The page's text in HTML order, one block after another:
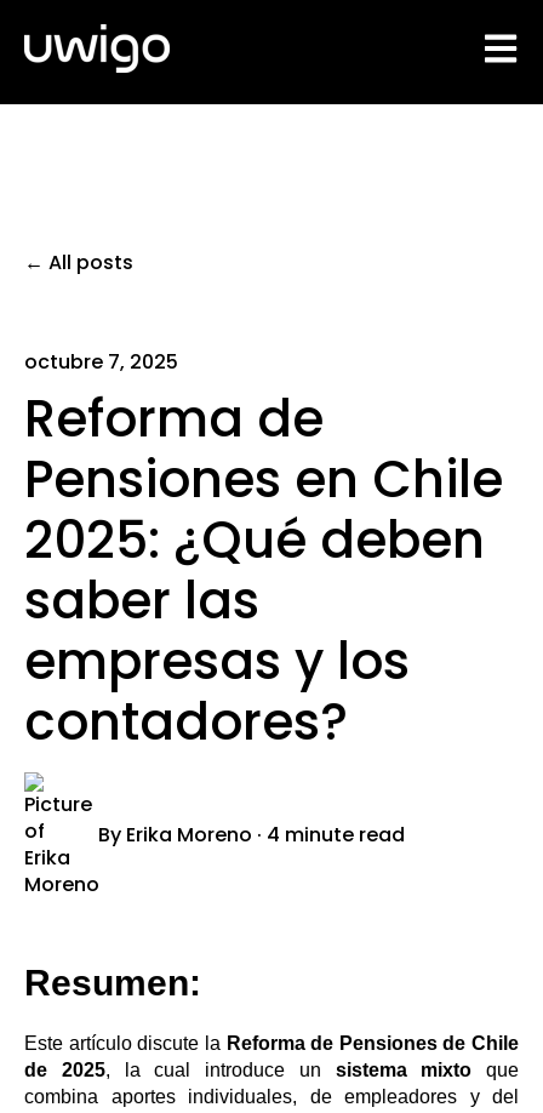
All posts
octubre 7, 2025
Reforma de
Pensiones en Chile
2025: ¿Qué deben
saber las
empresas y los
contadores?
By Erika Moreno · 4 minute read
Resumen:
Este artículo discute la Reforma de Pensiones de Chile
de 2025, la cual introduce un sistema mixto que
combina aportes individuales, de empleadores y del